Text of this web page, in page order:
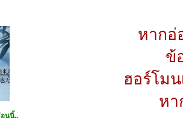
นนี้..
หากอ่
ข้
ฮอร์โม
หา